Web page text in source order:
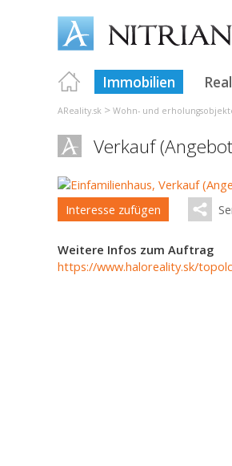
Immobilien
AReality.sk > Wohn- und
Verkauf
Interesse zufügen
Weitere Infos zum Auftrag